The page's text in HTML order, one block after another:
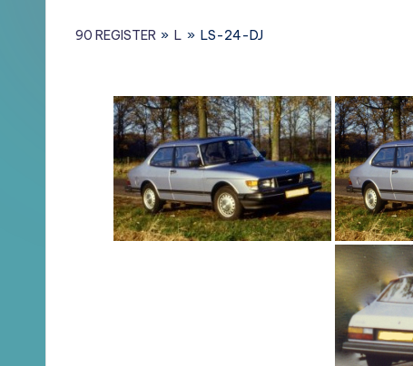
Brochures
90 REGISTER » L » LS-24-DJ